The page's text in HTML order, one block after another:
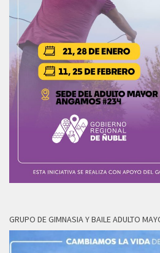
GRUPO DE GIMNASIA Y BAILE ADULTO